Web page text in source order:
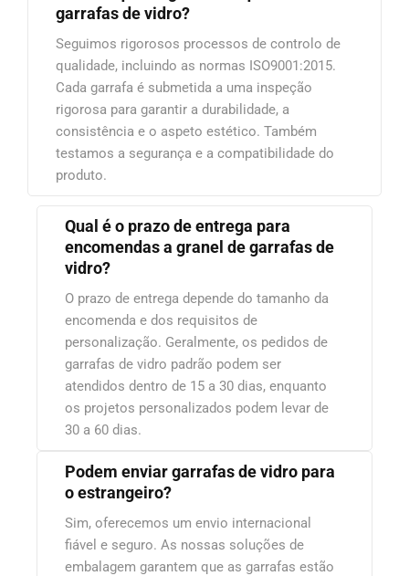
garrafas de vidro?
Seguimos rigorosos processos de controlo de
qualidade, incluindo as normas ISO9001:2015.
Cada garrafa é submetida a uma inspeção
rigorosa para garantir a durabilidade, a
consistência e o aspeto estético. Também
testamos a segurança e a compatibilidade do
produto.
Qual é o prazo de entrega para
encomendas a granel de garrafas de
vidro?
O prazo de entrega depende do tamanho da
encomenda e dos requisitos de
personalização. Geralmente, os pedidos de
garrafas de vidro padrão podem ser
atendidos dentro de 15 a 30 dias, enquanto
os projetos personalizados podem levar de
30 a 60 dias.
Podem enviar garrafas de vidro para
o estrangeiro?
Sim, oferecemos um envio internacional
fiável e seguro. As nossas soluções de
embalagem garantem que as garrafas estão